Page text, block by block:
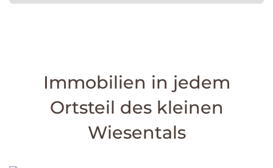
Immobilien in jedem
Ortsteil des kleinen
Wiesentals